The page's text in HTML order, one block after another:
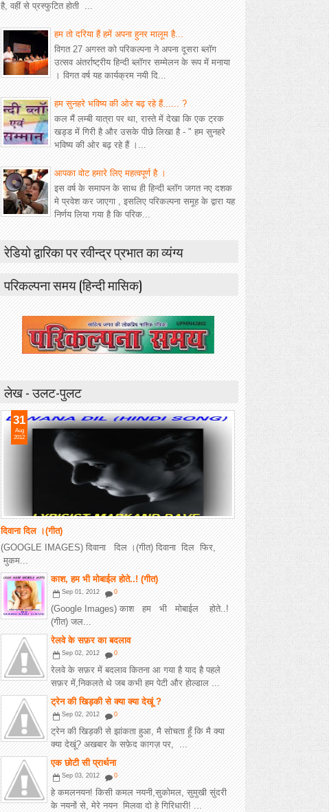
है, वहीं से प्रस्फुटित होती ...
हम तो दरिया हैं हमें अपना हुनर मालूम है...
विगत 27 अगस्त को परिकल्पना ने अपना दूसरा ब्लॉग
उत्सव अंतर्राष्ट्रीय हिन्दी ब्लॉगर सम्मेलन के रूप में मनाया
। विगत वर्ष यह कार्यक्रम नयी दि...
हम सुनहरे भविष्य की ओर बढ़ रहे हैं...... ?
कल मैं लम्बी यात्रा पर था, रास्ते में देखा कि एक ट्रक
खड्ड में गिरी है और उसके पीछे लिखा है - " हम सुनहरे
भविष्य की ओर बढ़ रहे हैं ।...
आपका वोट हमारे लिए महत्वपूर्ण है ।
इस वर्ष के समापन के साथ ही हिन्दी ब्लॉग जगत नए दशक
मे प्रवेश कर जाएगा , इसलिए परिकल्पना समूह के द्वारा यह
निर्णय लिया गया है कि परिक...
रेडियो द्वारिका पर रवीन्द्र प्रभात का व्यंग्य
परिकल्पना समय (हिन्दी मासिक)
लेख - उलट-पुलट
दिवाना दिल ।(गीत)
31
Aug
2012
(GOOGLE IMAGES) दिवाना दिल ।(गीत) दिवाना दिल फिर,
मुकम...
काश, हम भी मोबाईल होते..! (गीत)
Sep 01, 2012 0
(Google Images) काश हम भी मोबाईल होते..!
(गीत) जल...
रेलवे के सफ़र का बदलाव
Sep 02, 2012 0
रेलवे के सफ़र में बदलाव कितना आ गया है याद है पहले
सफ़र में,निकलते थे जब कभी हम पेटी और होल्डाल ...
ट्रेन की खिड़की से क्या क्या देखूं ?
Sep 02, 2012 0
ट्रेन की खिड़की से झांकता हुआ, मै सोचता हूँ कि मै क्या
क्या देखूं? अखबार के सफ़ेद कागज़ पर, ...
एक छोटी सी प्रार्थना
Sep 03, 2012 0
हे कमलनयन! किसी कमल नयनी,सुकोमल, सुमुखी सुंदरी
के नयनों से, मेरे नयन मिलवा दो हे गिरिधारी! ...